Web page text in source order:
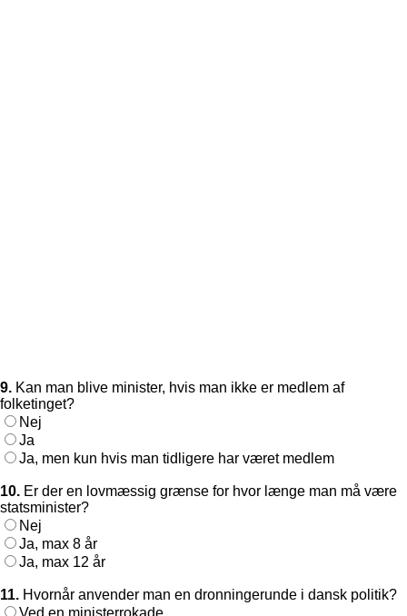
9. Kan man blive minister, hvis man ikke er medlem af
folketinget?
Nej
Ja
Ja, men kun hvis man tidligere har været medlem
10. Er der en lovmæssig grænse for hvor længe man må være
statsminister?
Nej
Ja, max 8 år
Ja, max 12 år
11. Hvornår anvender man en dronningerunde i dansk politik?
Ved en ministerrokade